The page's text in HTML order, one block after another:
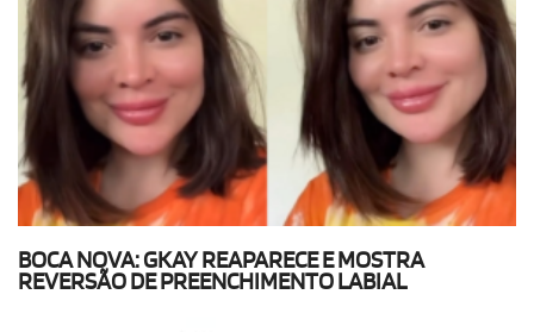
BOCA NOVA: GKAY REAPARECE E MOSTRA
REVERSÃO DE PREENCHIMENTO LABIAL